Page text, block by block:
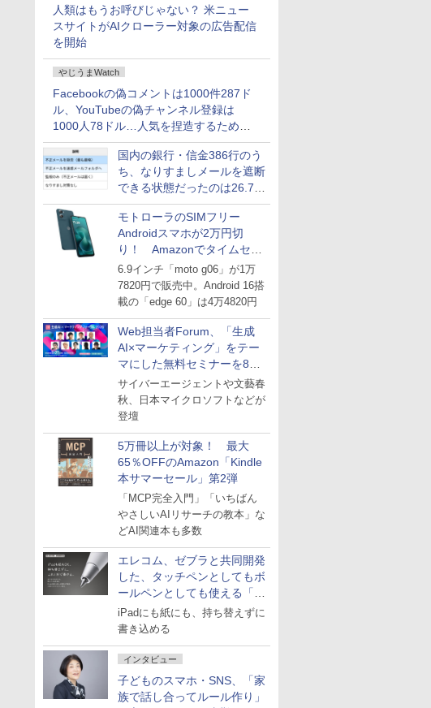
ど！その14】
人類はもうお呼びじゃない？ 米ニュー
スサイトがAIクローラー対象の広告配信
を開始
やじうまWatch
Facebookの偽コメントは1000件287ド
ル、YouTubeの偽チャンネル登録は
1000人78ドル…人気を捏造するための
価格リストが公開中
国内の銀行・信金386行のう
ち、なりすましメールを遮断
できる状態だったのは26.7％
にとどまる～GMOブランド
セキュリティ調査
モトローラのSIMフリー
Androidスマホが2万円切
り！ Amazonでタイムセー
ル
6.9インチ「moto g06」が1万
7820円で販売中。Android 16搭
載の「edge 60」は4万4820円
Web担当者Forum、「生成
AI×マーケティング」をテー
マにした無料セミナーを8月
27日にオンライン開催
サイバーエージェントや文藝春
秋、日本マイクロソフトなどが
登壇
5万冊以上が対象！ 最大
65％OFFのAmazon「Kindle
本サマーセール」第2弾
「MCP完全入門」「いちばん
やさしいAIリサーチの教本」な
どAI関連本も多数
エレコム、ゼブラと共同開発
した、タッチペンとしてもボ
ールペンとしても使える「ス
タイラスツーウェイ」発売
iPadにも紙にも、持ち替えずに
書き込める
インタビュー
子どものスマホ・SNS、「家
族で話し合ってルール作り」